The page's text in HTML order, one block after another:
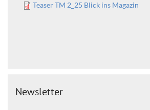
Teaser TM 2_25 Blick ins Magazin
Newsletter